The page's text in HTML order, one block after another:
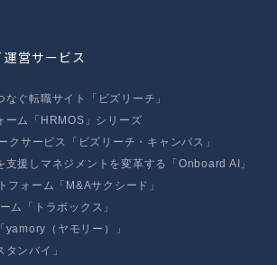
営サービス
ぐ転職サイト「ビズリーチ」
ーム「HRMOS」シリーズ
クサービス「ビズリーチ・キャンパス」
支援しマネジメントを変革する「Onboard AI」
フォーム「M&Aサクシード」
ム「トラボックス」
yamory（ヤモリー）」
ンバイ」